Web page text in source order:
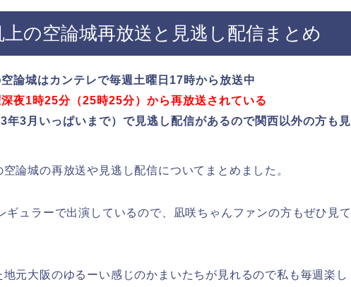
の空論城再放送と見逃し配信まとめ
論城はカンテレで毎週土曜日17時から放送中
夜1時25分（25時25分）から再放送されている
3月いっぱいまで）で見逃し配信があるので関西以外の方も見
論城の再放送や見逃し配信についてまとめました。
ギュラーで出演しているので、凪咲ちゃんファンの方もぜひ見て
元大阪のゆるーい感じのかまいたちが見れるので私も毎週楽し